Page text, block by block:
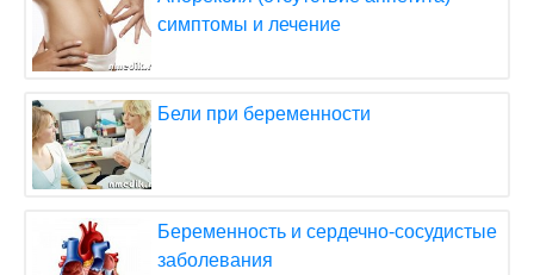
симптомы и лечение
Бели при беременности
Беременность и сердечно-сосудистые
заболевания